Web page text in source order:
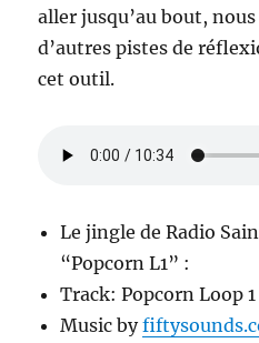
aller jusqu’au bout,
d’autres pistes de
cet outil.
Le jingle de Radio
“Popcorn L1” :
Track: Popcorn Loop 1
Music by